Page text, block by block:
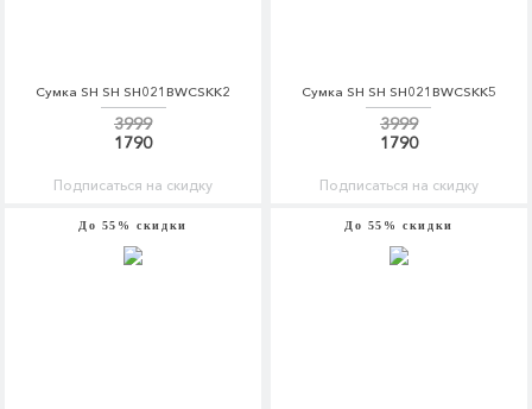
Сумка SH SH SH021BWCSKK2
3999
1790
Подписаться на скидку
Сумка SH SH SH021BWCSKK5
3999
1790
Подписаться на скидку
До 55% скидки До 55% скидки